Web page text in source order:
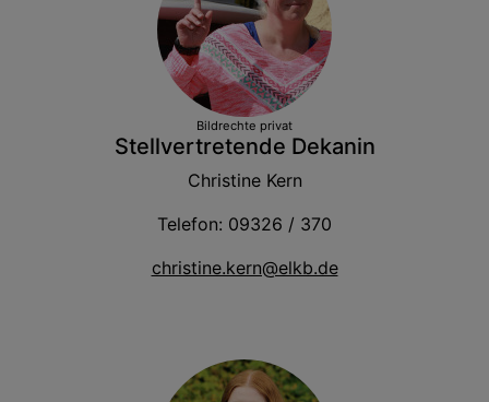
Bildrechte privat
Stellvertretende Dekanin
Christine Kern
Telefon: 09326 / 370
christine.kern@elkb.de